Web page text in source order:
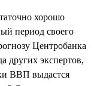
хорошо
период своего
Центробанка
других экспертов,
ВВП выдастся